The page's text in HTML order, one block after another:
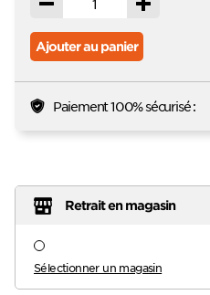
Ajouter au panier
Paiement 100% sécurisé :
Retrait en magasin
Sélectionner un magasin